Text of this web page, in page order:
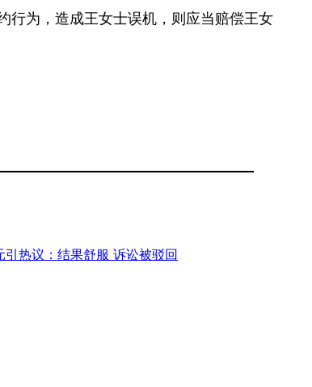
行为，造成王女士误机，则应当赔偿王女
热议：结果舒服 诉讼被驳回